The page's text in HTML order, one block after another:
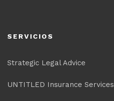
SERVICIOS
Strategic Legal Advice
UNTITLED Insurance Services